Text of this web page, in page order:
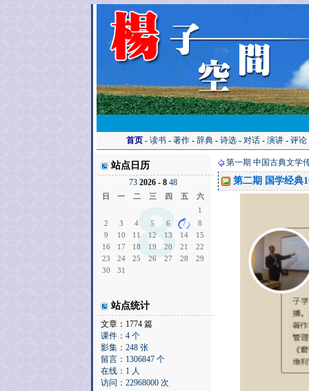
首页 - 读书 - 著作 - 辞典 - 诗选 - 对话 - 演讲 - 评论
站点日历
73 2026 - 8 48
日 一 二 三 四 五
六
1
2
3 4 5 6 7
8
9
10 11 12 13 14
15
16
17 18 19 20 21
22
23
24 25 26 27 28
29
30
31
站点统计
文章：1774 篇
课件：4 个
影集：248 张
留言：1306847 个
在线：1 人
访问：22968000 次
第一期 中国古典文学
第二期 国学经典